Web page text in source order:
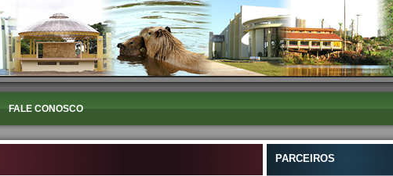
FALE CONOSCO
PARCEIROS